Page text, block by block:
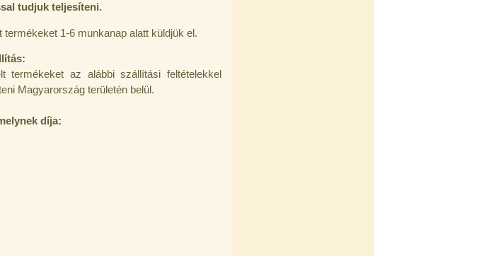
tudjuk teljesíteni.
1-6 munkanap alatt küldjük el.
termékeket az alábbi szállítási feltételekkel
Magyarország területén belül.
díja: